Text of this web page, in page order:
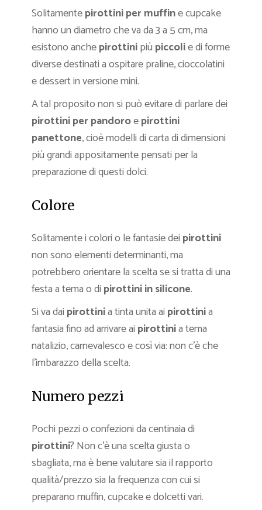
Solitamentepirottini per muffine cupcake
hanno un diametro che va da 3 a 5 cm, ma
esistono anchepirottinipiù piccolie di forme
diverse destinati a ospitare praline, cioccolatini
e dessert in versione mini.
A tal proposito non si può evitare di parlare dei
pirottini per pandoroepirottini
panettone, cioè modelli di carta di dimensioni
più grandi appositamente pensati per la
preparazione di questi dolci.
Colore
Solitamente i colori o le fantasie dei pirottini
non sono elementi determinanti, ma
potrebbero orientare la scelta se si tratta di una
festa a tema o di pirottini in silicone.
Si va dai pirottinia tinta unita ai pirottinia
fantasia fino ad arrivare ai pirottinia tema
natalizio, carnevalesco e così via: non c’è che
l’imbarazzo della scelta.
Numero pezzi
Pochi pezzi o confezioni da centinaia di
pirottini? Non c’è una scelta giusta o
sbagliata, ma è bene valutare sia il rapporto
qualità/prezzo sia la frequenza con cui si
preparano muffin, cupcake e dolcetti vari.